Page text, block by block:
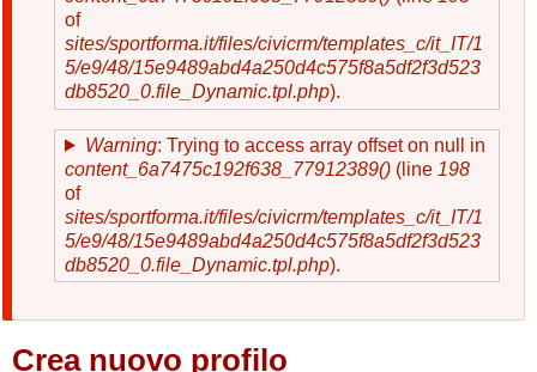
of
sites/sportforma.it/files/civicrm/templates_c/it_IT/1
5/e9/48/15e9489abd4a250d4c575f8a5df2f3d523
db8520_0.file_Dynamic.tpl.php).
Warning: Trying to access array offset on null in
content_6a7475c192f638_77912389() (line 198
of
sites/sportforma.it/files/civicrm/templates_c/it_IT/1
5/e9/48/15e9489abd4a250d4c575f8a5df2f3d523
db8520_0.file_Dynamic.tpl.php).
Crea nuovo profilo